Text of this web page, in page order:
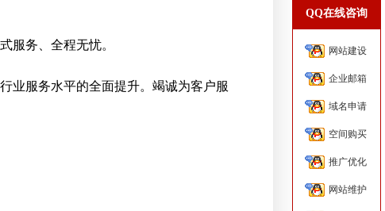
服务、全程无忧。
业服务水平的全面提升。竭诚为客户服
QQ在线咨询
网站建设
企业邮箱
域名申请
空间购买
推广优化
网站维护